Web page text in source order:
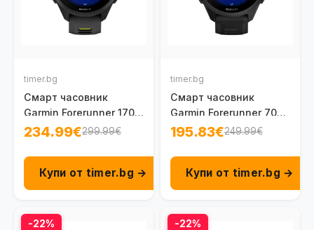
timer.bg
Смарт часовник
Garmin Forerunner 170
Amoled 43 мм GPS
03920-00
234.99€299.99€
Купи от timer.bg →
timer.bg
Смарт часовник
Garmin Forerunner 70
Amoled 42.6 мм GPS
195.83€249.99€
Купи от timer.bg →
-22% -22%